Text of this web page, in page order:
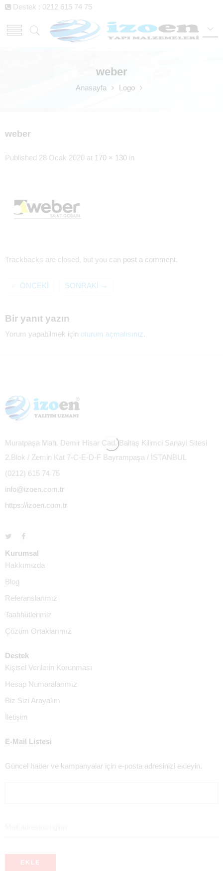
Destek : 0212 615 74 75
weber
Anasayfa Logo
weber
Published 28 Ocak 2020 at 170 × 130 in
Trackbacks are closed, but you can post a comment.
← ÖNCEKI SONRAKI →
Bir yanıt yazın
Yorum yapabilmek için oturum açmalısınız.
Muratpaşa Mah. Demir Hisar Cad. Baltaş Kilimci Sanayi Sitesi
2.Blok / Zemin Kat 7-C-E-D-F Bayrampaşa / İSTANBUL
(0212) 615 74 75
info@izoen.com.tr
https://izoen.com.tr
Kurumsal
Hakkımızda
Blog
Referanslarımız
Taahhütlerimiz
Çözüm Ortaklarımız
Destek
Kişisel Verilerin Korunması
Hesap Numaralarımız
Biz Sizi Arayalım
İletişim
E-Mail Listesi
Güncel haber ve kampanyalar için e-posta adresinizi ekleyin.